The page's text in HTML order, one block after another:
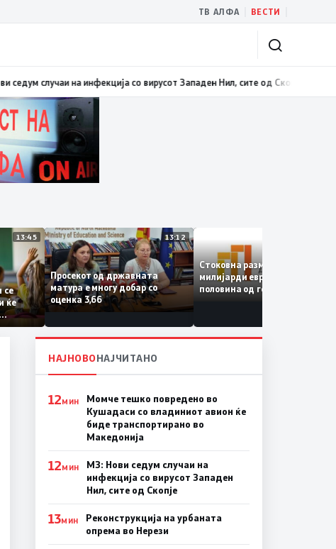
ТВ АЛФА ВЕСТИ
на инфекција со вирусот Западен Нил, сите од Скопје14:40
13:45
се
ќе
13:12
Просекот од државната
матура е многу добар со
оценка 3,66
Стоковна размена од 10,5
милијарди евра во првата
половина од годината –
НАЈНОВОНАЈЧИТАНО
12МИН
Момче тешко повредено во
Кушадаси со владиниот авион ќе
биде транспортирано во
Македонија
12МИН
МЗ: Нови седум случаи на
инфекција со вирусот Западен
Нил, сите од Скопје
13МИН
Реконструкција на урбаната
опрема во Нерези